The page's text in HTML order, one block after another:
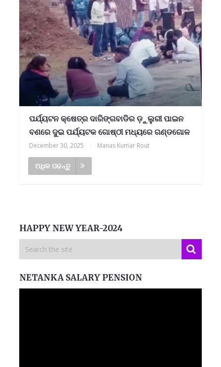
ପର୍ଯ୍ୟଟନ କ୍ଷେତ୍ର ଦାରିଙ୍ଗବାଡିର ଡ଼ୁଲୁରୀ ପାଇନ
ବଣରେ ଦୁଇ ପର୍ଯ୍ୟଟକ ଗୋଷ୍ଠୀ ମଧ୍ୟରେ ଗଣ୍ଡଗୋଳ
December 30, 2025 Manas Kumar Rout
ଅଧିକ ପଢନ୍ତୁ
HAPPY NEW YEAR-2024
NETANKA SALARY PENSION